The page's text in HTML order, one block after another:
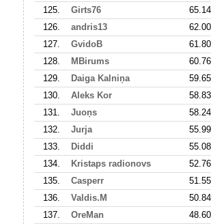
125.
Girts76
65.14
126.
andris13
62.00
127.
GvidoB
61.80
128.
MBirums
60.76
129.
Daiga Kalniņa
59.65
130.
Aleks Kor
58.83
131.
Juoņs
58.24
132.
Jurja
55.99
133.
Diddi
55.08
134.
Kristaps radionovs
52.76
135.
Casperr
51.55
136.
Valdis.M
50.84
137.
OreMan
48.60